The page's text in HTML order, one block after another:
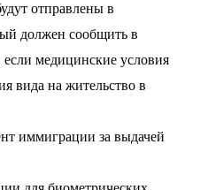
отправлены в
должен сообщить в
медицинские условия
вида на жительство в
иммиграции за выдачей